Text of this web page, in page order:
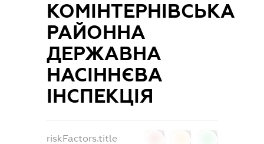
КОМІНТЕРНІВСЬКА
РАЙОННА
ДЕРЖАВНА
НАСІННЄВА
ІНСПЕКЦІЯ
riskFactors.title